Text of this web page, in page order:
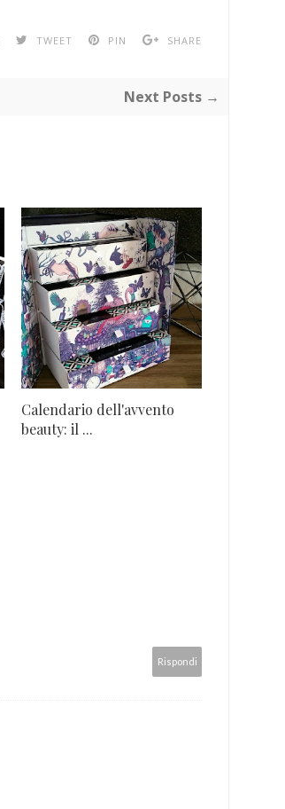
TWEET PIN SHARE
Next Posts →
Calendario dell'avvento
beauty: il ...
Rispondi